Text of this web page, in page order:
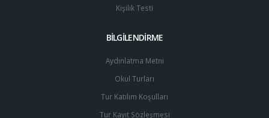
Kişilik Testi
BİLGİLENDİRME
Aydınlatma Metni
Okul Turları
Tur Katılım Koşulları
Tur Kayıt Sözleşmesi